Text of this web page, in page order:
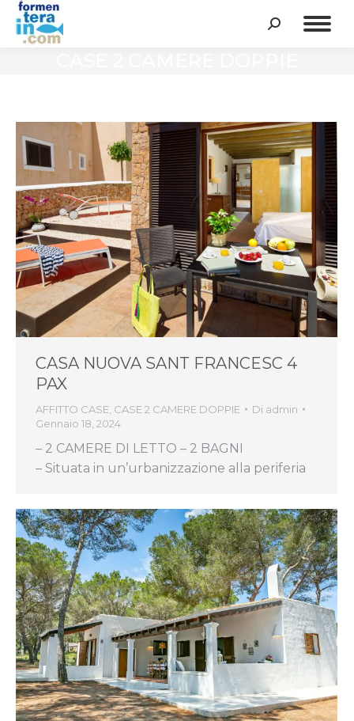
Cerca:
CASA NUOVA SANT FRANCESC 4
PAX
AFFITTO CASE CASE 2 CAMERE DOPPIE Di admin
Gennaio 18, 2024
– 2 CAMERE DI LETTO – 2 BAGNI
– Situata in un’urbanizzazione alla periferia